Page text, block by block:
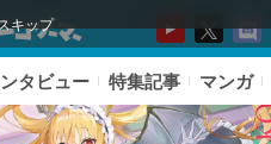
キップ
タビュー 特集記事 マンガ